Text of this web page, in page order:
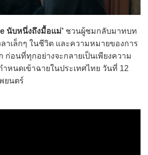
นับหนึ่งถึงมื้อแม่’ ชวนผู้ชมกลับมาทบท
าเล็กๆ ในชีวิต และความหมายของการ
ก่อนที่ทุกอย่างจะกลายเป็นเพียงความ
หนดเข้าฉายในประเทศไทย วันที่ 12
ยนตร์